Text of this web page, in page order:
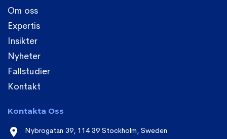
Om oss
Expertis
Insikter
Nyheter
Fallstudier
Kontakt
Kontakta Oss
Nybrogatan 39, 114 39 Stockholm, Sweden